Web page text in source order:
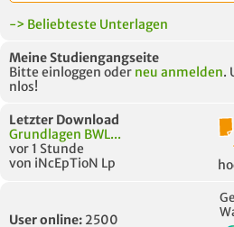
ähnliche Fächer und
Module anderer Unis
-> Beliebteste Unterlagen
Meine Studiengangseite
Bitte einloggen oder neu anmelden.
nlos!
Letzter Download
Grundlagen BWL...
vor 1 Stunde
von iNcEpTioN Lp
User online: 2500